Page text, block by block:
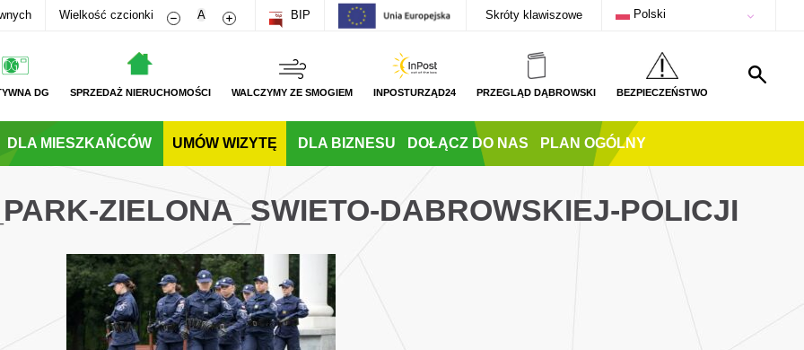
Wielkość czcionki Zmniejsz rozmiar czcionki
A Zwiększ rozmiar czcionki
BIP Skróty klawiszowe Polski
DG SPRZEDAŻ NIERUCHOMOŚCI WALCZYMY ZE SMOGIEM INPOSTURZĄD24 PRZEGLĄD DĄBROWSKI BEZPIECZEŃSTWO
DLA MIESZKAŃCÓW UMÓW WIZYTĘ DLA BIZNESU DOŁĄCZ DO NAS PLAN OGÓLNY
ZIELONA_SWIETO-DABROWSKIEJ-POLICJI